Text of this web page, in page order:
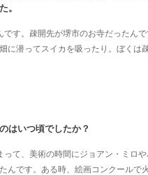
。
す。疎開先が堺市のお寺だったん
に潜ってスイカを吸ったり。ぼく
はいつ頃でしたか？
て、美術の時間にジョアン・ミロ
んです。ある時、絵画コンクール